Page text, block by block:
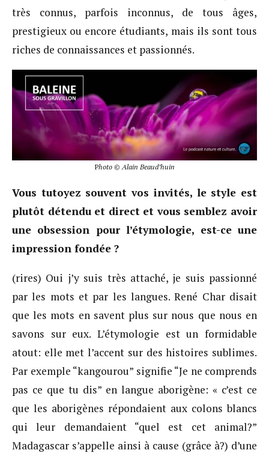
très connus, parfois inconnus, de tous âges,
prestigieux ou encore étudiants, mais ils sont tous
riches de connaissances et passionnés.
Photo © Alain Beaud’huin
Vous tutoyez souvent vos invités, le style est
plutôt détendu et direct et vous semblez avoir
une obsession pour l’étymologie, est-ce une
impression fondée ?
(rires) Oui j’y suis très attaché, je suis passionné
par les mots et par les langues. René Char disait
que les mots en savent plus sur nous que nous en
savons sur eux. L’étymologie est un formidable
atout: elle met l’accent sur des histoires sublimes.
Par exemple “kangourou” signifie “Je ne comprends
pas ce que tu dis” en langue aborigène: « c’est ce
que les aborigènes répondaient aux colons blancs
qui leur demandaient “quel est cet animal?”
Madagascar s’appelle ainsi à cause (grâce à?) d’une